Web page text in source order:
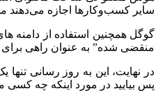
سایر کسب‌وکارها اجازه می‌دهند
گوگل همچنین استفاده از دامنه
منقضی شده” به عنوان راهی برای
در نهایت، این به روز رسانی
پس بیایید در مورد اینکه چه